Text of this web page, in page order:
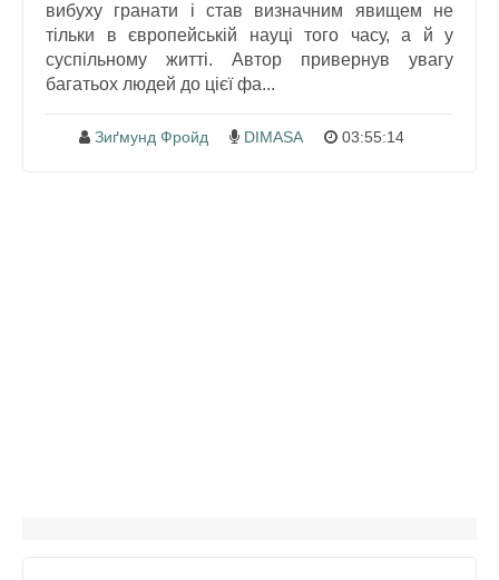
вибуху гранати і став визначним явищем не
тільки в європейській науці того часу, а й у
суспільному житті. Автор привернув увагу
багатьох людей до цієї фа...
Зиґмунд Фройд DIMASA 03:55:14